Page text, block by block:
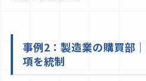
事例2：製造業の購買部
項を統制